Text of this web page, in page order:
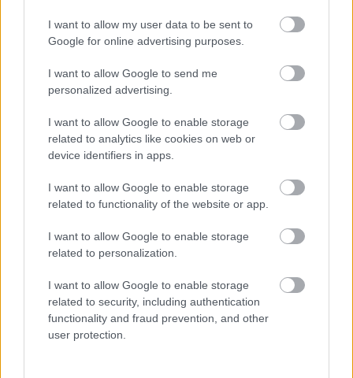
I want to allow my user data to be sent to
Google for online advertising purposes.
I want to allow Google to send me
personalized advertising.
I want to allow Google to enable storage
related to analytics like cookies on web or
device identifiers in apps.
I want to allow Google to enable storage
related to functionality of the website or app.
I want to allow Google to enable storage
related to personalization.
I want to allow Google to enable storage
related to security, including authentication
functionality and fraud prevention, and other
user protection.
Forrás:Huffington Post
Street art
AZ EMBERSÉG ÜNNEPE